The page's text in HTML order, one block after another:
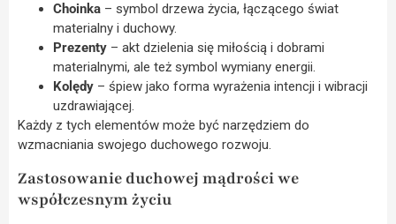
Choinka – symbol drzewa życia, łączącego świat
materialny i duchowy.
Prezenty – akt dzielenia się miłością i dobrami
materialnymi, ale też symbol wymiany energii.
Kolędy – śpiew jako forma wyrażenia intencji i wibracji
uzdrawiającej.
Każdy z tych elementów może być narzędziem do
wzmacniania swojego duchowego rozwoju.
Zastosowanie duchowej mądrości we
współczesnym życiu